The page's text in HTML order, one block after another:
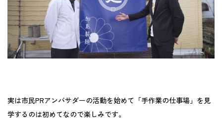
実は市民PRアンバサダーの活動を始めて「手作業の仕事場」を見
学するのは初めてなので楽しみです。